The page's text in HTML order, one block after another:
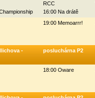
RCC
16:00 Na drátě
19:00 Memoarrr!
-
posluchárna P2
18:00 Oware